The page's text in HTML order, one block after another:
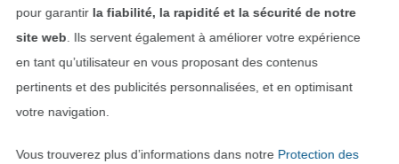
-33% -33%
pour garantir la fiabilité, la rapidité et la sécurité de notre
site web . Ils servent également à améliorer votre expérience
en tant qu’utilisateur en vous proposant des contenus
pertinents et des publicités personnalisées, et en optimisant
votre navigation.
Vous trouverez plus d’informations dans notre Protection des